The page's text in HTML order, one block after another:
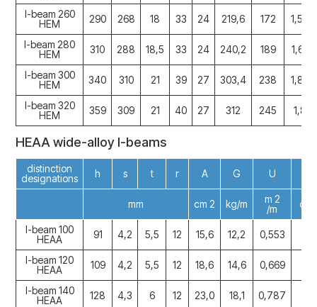
I-beam 260
HEM
290 268 18 33 24 219,6 172 1,570
I-beam 280
HEM
310 288 18,5 33 24 240,2 189 1,690
I-beam 300
HEM
340 310 21 39 27 303,4 238 1,830
I-beam 320
HEM
359 309 21 40 27 312 245 1,87
HEAA wide-alloy I-beams
distinction
designations
h s t r A G U
mm cm 2 kg/m
m 2
/m
cm
I-beam 100
HEAA
91 4,2 5,5 12 15,6 12,2 0,553
I-beam 120
HEAA
109 4,2 5,5 12 18,6 14,6 0,669
I-beam 140
HEAA
128 4,3 6 12 23,0 18,1 0,787